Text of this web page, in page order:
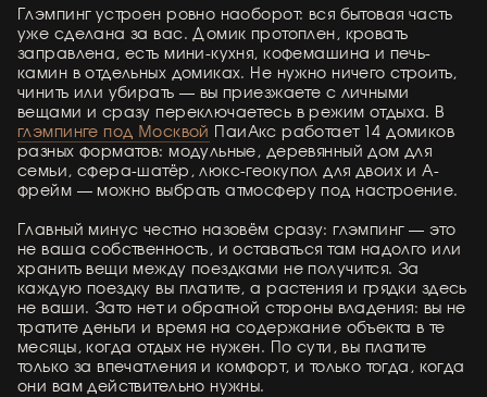
Глэмпинг устроен ровно наоборот: вся бытовая часть
уже сделана за вас. Домик протоплен, кровать
заправлена, есть мини-кухня, кофемашина и печь-
камин в отдельных домиках. Не нужно ничего строить,
чинить или убирать — вы приезжаете с личными
вещами и сразу переключаетесь в режим отдыха. В
глэмпинге под Москвой ПаиАкс работает 14 домиков
разных форматов: модульные, деревянный дом для
семьи, сфера-шатёр, люкс-геокупол для двоих и А-
фрейм — можно выбрать атмосферу под настроение.
Главный минус честно назовём сразу: глэмпинг — это
не ваша собственность, и оставаться там надолго или
хранить вещи между поездками не получится. За
каждую поездку вы платите, а растения и грядки здесь
не ваши. Зато нет и обратной стороны владения: вы не
тратите деньги и время на содержание объекта в те
месяцы, когда отдых не нужен. По сути, вы платите
только за впечатления и комфорт, и только тогда, когда
они вам действительно нужны.